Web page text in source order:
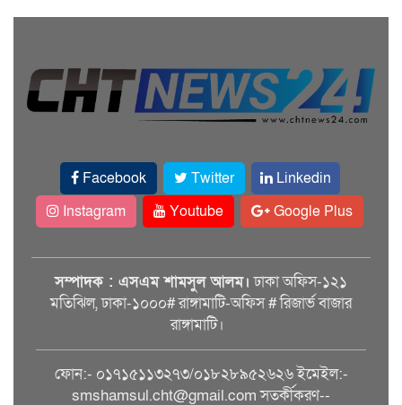
Facebook Twitter
Linkedin
Instagram
Youtube Google Plus
সম্পাদক : এসএম শামসুল আলম। ঢাকা অফিস-১২১
মতিঝিল, ঢাকা-১০০০# রাঙ্গামাটি-অফিস # রিজার্ভ বাজার
রাঙ্গামাটি।
ফোন:- ০১৭১৫১১৩২৭৩/০১৮২৮৯৫২৬২৬ ইমেইল:-
smshamsul.cht@gmail.com সতর্কীকরণ--